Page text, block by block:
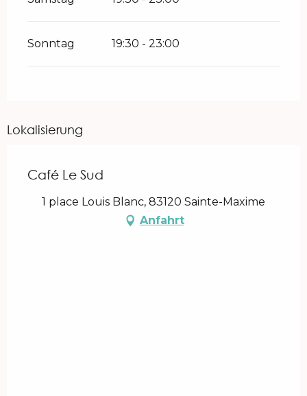
Sonntag 19:30 - 23:00
Lokalisierung
Café Le Sud
1 place Louis Blanc, 83120 Sainte-Maxime
Anfahrt